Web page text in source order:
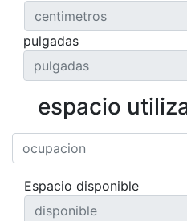
pulgadas
espacio
Espacio disponible